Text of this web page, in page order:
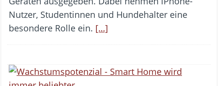
Nutzer, Studentinnen und Hundehalter eine
besondere Rolle ein. […]